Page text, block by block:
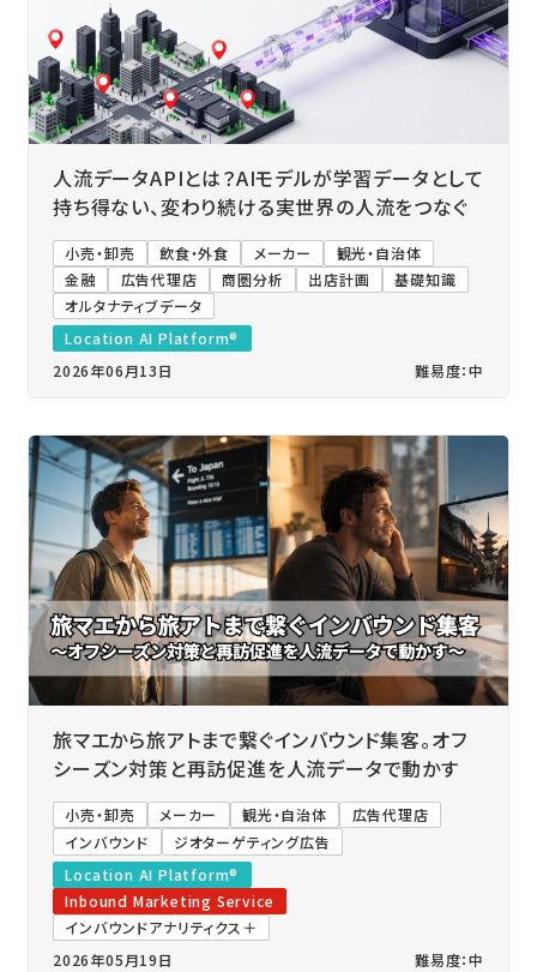
人流データAPIとは？AIモデルが学習データとして
持ち得ない、変わり続ける実世界の人流をつなぐ
小売・卸売 飲食・外食 メーカー
観光・自治体
金融
広告代理店 商圏分析 出店計画
基礎知識
オルタナティブデータ
Location AI Platform®
2026年06月13日
難易度：中
旅マエから旅アトまで繋ぐインバウンド集客。オフ
シーズン対策と再訪促進を人流データで動かす
小売・卸売 メーカー 観光・自治体
広告代理店
インバウンド
ジオターゲティング広告
Location AI Platform®
Inbound Marketing Service
インバウンドアナリティクス＋
2026年05月19日
難易度：中